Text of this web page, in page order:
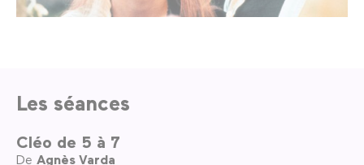
Les séances
Cléo de 5 à 7
De Agnès Varda